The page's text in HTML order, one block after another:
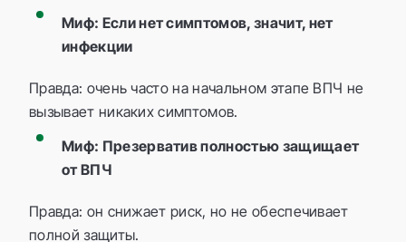
Миф: Если нет симптомов, значит, нет
инфекции
Правда: очень часто на начальном этапе ВПЧ не
вызывает никаких симптомов.
Миф: Презерватив полностью защищает
от ВПЧ
Правда: он снижает риск, но не обеспечивает
полной защиты.